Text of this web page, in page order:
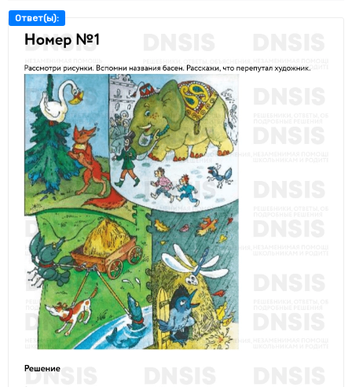
Ответ(ы):